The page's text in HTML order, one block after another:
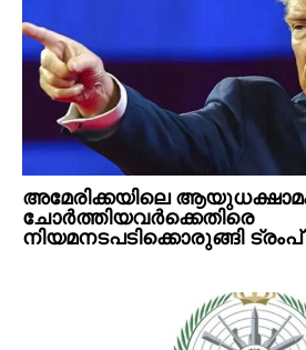
അമേരിക്കയിലെ
ചോര്‍ത്തിയവര്‍ക്കെതിരെ
നിയമനടപടിക്കൊരുങ്ങി ട്രംപ്